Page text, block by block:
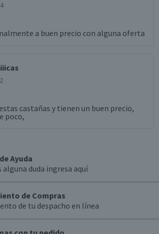
a buen precio con alguna oferta
castañas y tienen un buen precio,
poco,
Ayuda
alguna duda ingresa aquí
de Compras
de tu despacho en línea